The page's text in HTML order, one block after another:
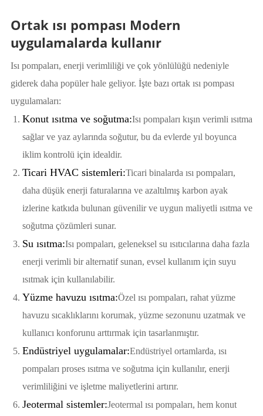
Ortak ısı pompası Modern
uygulamalarda kullanır
Isı pompaları, enerji verimliliği ve çok yönlülüğü nedeniyle
giderek daha popüler hale geliyor. İşte bazı ortak ısı pompası
uygulamaları:
Konut ısıtma ve soğutma:Isı pompaları kışın verimli ısıtma
sağlar ve yaz aylarında soğutur, bu da evlerde yıl boyunca
iklim kontrolü için idealdir.
Ticari HVAC sistemleri:Ticari binalarda ısı pompaları,
daha düşük enerji faturalarına ve azaltılmış karbon ayak
izlerine katkıda bulunan güvenilir ve uygun maliyetli ısıtma ve
soğutma çözümleri sunar.
Su ısıtma:Isı pompaları, geleneksel su ısıtıcılarına daha fazla
enerji verimli bir alternatif sunan, evsel kullanım için suyu
ısıtmak için kullanılabilir.
Yüzme havuzu ısıtma:Özel ısı pompaları, rahat yüzme
havuzu sıcaklıklarını korumak, yüzme sezonunu uzatmak ve
kullanıcı konforunu arttırmak için tasarlanmıştır.
Endüstriyel uygulamalar:Endüstriyel ortamlarda, ısı
pompaları proses ısıtma ve soğutma için kullanılır, enerji
verimliliğini ve işletme maliyetlerini artırır.
Jeotermal sistemler:Jeotermal ısı pompaları, hem konut